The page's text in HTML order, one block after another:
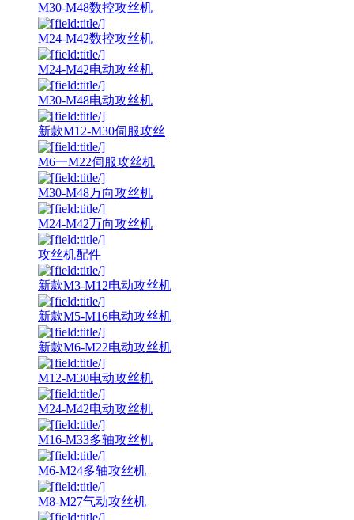
M30-M48数控攻丝机
M24-M42数控攻丝机
M24-M42电动攻丝机
M30-M48电动攻丝机
新款M12-M30伺服攻丝
M6一M22伺服攻丝机
M30-M48万向攻丝机
M24-M42万向攻丝机
攻丝机配件
新款M3-M12电动攻丝机
新款M5-M16电动攻丝机
新款M6-M22电动攻丝机
M12-M30电动攻丝机
M24-M42电动攻丝机
M16-M33多轴攻丝机
M6-M24多轴攻丝机
M8-M27气动攻丝机